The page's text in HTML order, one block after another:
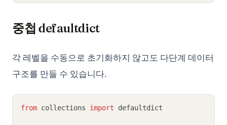
중첩 defaultdict
각 레벨을 수동으로 초기화하지 않고도 다단계 데이터
구조를 만들 수 있습니다.
from collections import defaultdict